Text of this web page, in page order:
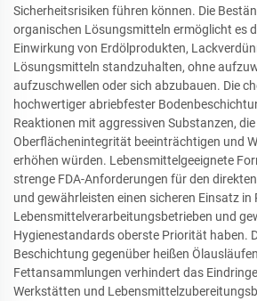
Sicherheitsrisiken führen können. Die
organischen Lösungsmitteln ermöglicht es
Einwirkung von Erdölprodukten,
Lösungsmitteln standzuhalten, ohne
aufzuschwellen oder sich abzubauen. Die
hochwertiger abriebfester
Reaktionen mit aggressiven Substanzen, die
Oberflächenintegrität beeinträchtigen und
erhöhen würden. Lebensmittelgeeignete
strenge FDA-Anforderungen für den
und gewährleisten einen sicheren Einsatz in
Lebensmittelverarbeitungsbetrieben und
Hygienestandards oberste Priorität haben.
Beschichtung gegenüber heißen
Fettansammlungen verhindert das
Werkstätten und